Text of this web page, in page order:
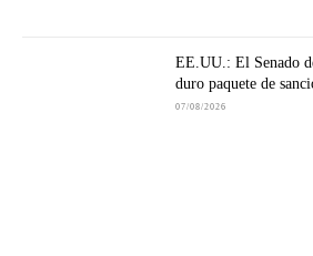
EE.UU.: El Senado
duro paquete de
07/08/2026